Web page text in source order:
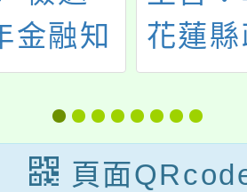
金融知
賽活動
份，敬
生報名
花蓮
「114
花蓮
國賽
頁面